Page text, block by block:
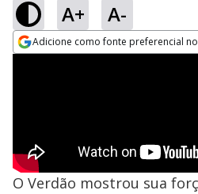
A+ A-
Adicione como fonte preferencial
O Verdão mostrou sua